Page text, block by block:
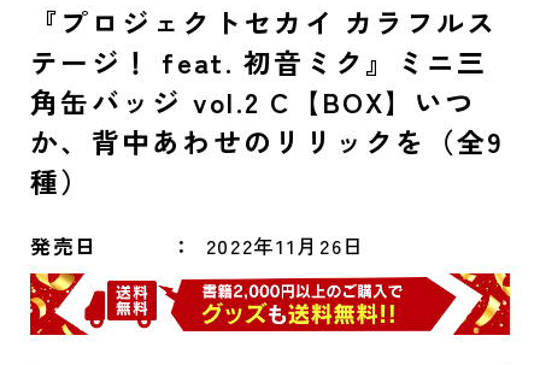
『プロジェクトセカイ カラフルス
テージ！ feat. 初音ミク』ミニ三
角缶バッジ vol.2 C【BOX】いつ
か、背中あわせのリリックを（全9
種）
発売日 2022年11月26日